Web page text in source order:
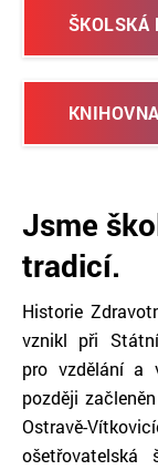
ŠKOLSKÁ
KNIHOVNA
Jsme
tradicí.
Historie
vznikl při
pro vzdělání a
později
Ostravě-
ošetřovatelská